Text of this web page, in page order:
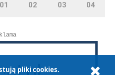
01 02 03 04
pliki cookies.